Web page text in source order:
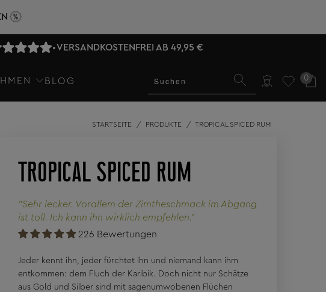
•VERSANDKOSTENFREI AB 49,95 €
BLOG 0
STARTSEITE / PRODUKTE / TROPICAL SPICED RUM
TROPICAL SPICED RUM
"Sehr lecker. Vorallem der Zimtheschmack im Abgang
ist toll. Ich kann ihn wirklich empfehlen."
226 Bewertungen
Jeder kennt ihn, jeder fürchtet ihn und niemand kann ihm
entkommen: dem Fluch der Karibik. Doch nicht nur Schätze
aus Gold und Silber sind mit sagenumwobenen Flüchen